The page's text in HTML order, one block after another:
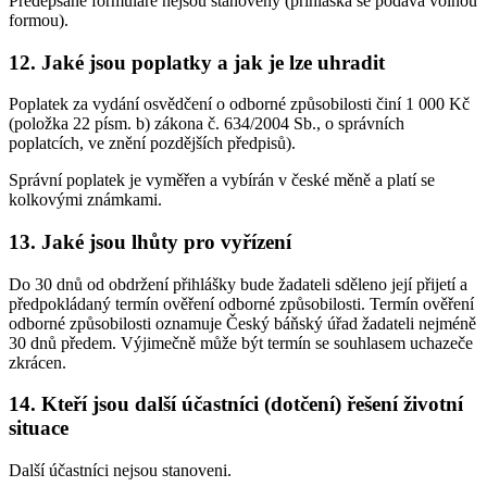
formou).
12. Jaké jsou poplatky a jak je lze uhradit
Poplatek za vydání osvědčení o odborné způsobilosti činí 1 000 Kč
(položka 22 písm. b) zákona č. 634/2004 Sb., o správních
poplatcích, ve znění pozdějších předpisů).
Správní poplatek je vyměřen a vybírán v české měně a platí se
kolkovými známkami.
13. Jaké jsou lhůty pro vyřízení
Do 30 dnů od obdržení přihlášky bude žadateli sděleno její přijetí a
předpokládaný termín ověření odborné způsobilosti. Termín ověření
odborné způsobilosti oznamuje Český báňský úřad žadateli nejméně
30 dnů předem. Výjimečně může být termín se souhlasem uchazeče
zkrácen.
14. Kteří jsou další účastníci (dotčení) řešení životní
situace
Další účastníci nejsou stanoveni.